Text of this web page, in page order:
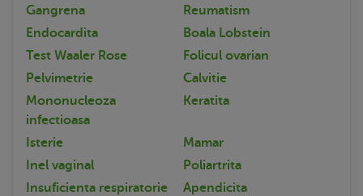
Gangrena
Reumatism
Endocardita
Boala Lobstein
Test Waaler Rose
Folicul ovarian
Pelvimetrie
Calvitie
Mononucleoza
infectioasa
Keratita
Isterie
Mamar
Inel vaginal
Poliartrita
Insuficienta respiratorie
Apendicita